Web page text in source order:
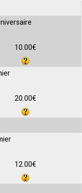
10.00€
20.00€
12.00€